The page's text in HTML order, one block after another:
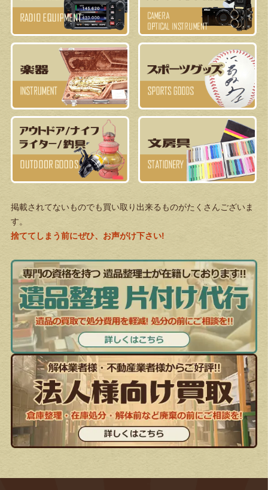
掲載されてないものでも買い取り出来るものがたくさんございま
す。
捨ててしまう前にぜひ、お声がけ下さい!